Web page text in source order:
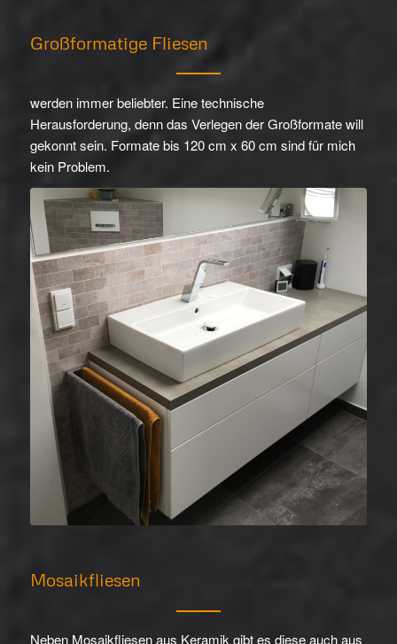
Großformatige Fliesen
werden immer beliebter. Eine technische
Herausforderung, denn das Verlegen der Großformate will
gekonnt sein. Formate bis 120 cm x 60 cm sind für mich
kein Problem.
Mosaikfliesen
Neben Mosaikfliesen aus Keramik gibt es diese auch aus